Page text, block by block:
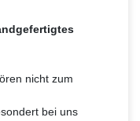
nicht zum
bei uns